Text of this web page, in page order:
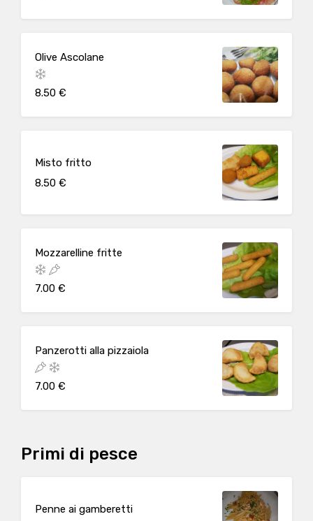
Olive Ascolane
8.50 €
Misto fritto
8.50 €
Mozzarelline fritte
7.00 €
Panzerotti alla pizzaiola
7.00 €
Primi di pesce
Penne ai gamberetti